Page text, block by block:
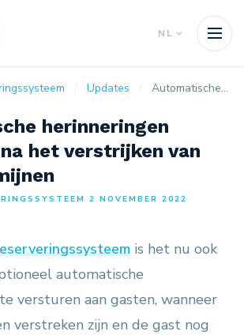
NL
Updates Automatische herinneringen versturen na het verstrijken van betaaltermijnen
herinneringen
het verstrijken van
2 NOVEMBER 2022
is het nu ook
automatische
versturen aan gasten, wanneer
verstreken zijn en de gast nog